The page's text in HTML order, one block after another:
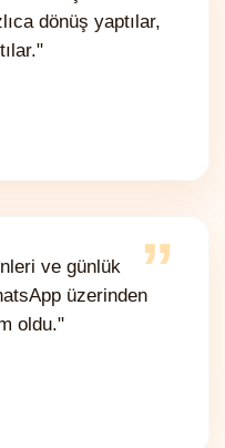
dönüş yaptılar,
”
ve günlük
üzerinden
oldu."